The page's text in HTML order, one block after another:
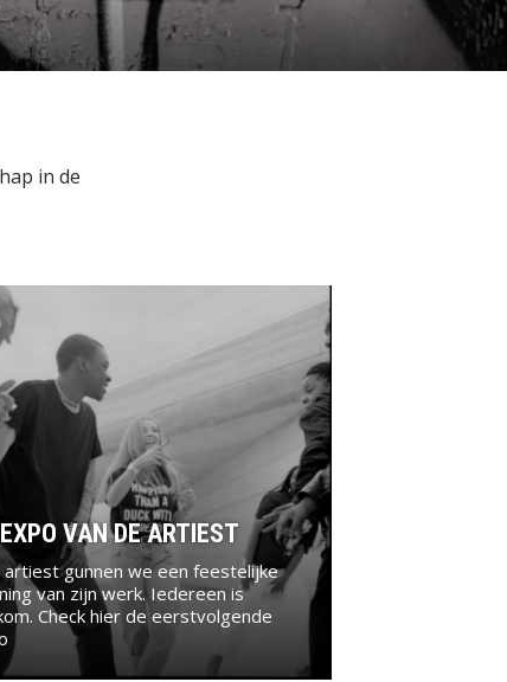
in de
VAN DE ARTIEST
artiest gunnen we een feestelijke
van zijn werk. Iedereen is
Check hier de eerstvolgende